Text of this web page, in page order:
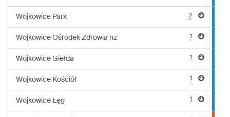
Wojkowice Park 2
Wojkowice Ośrodek Zdrowia nż 1
Wojkowice Giełda 1
Wojkowice Kościół 1
Wojkowice Łęg 1